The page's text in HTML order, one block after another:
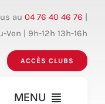
au04 76 40 46 76 |
Ven | 9h-12h 13h-16h
ACCÈS CLUBS
MENU